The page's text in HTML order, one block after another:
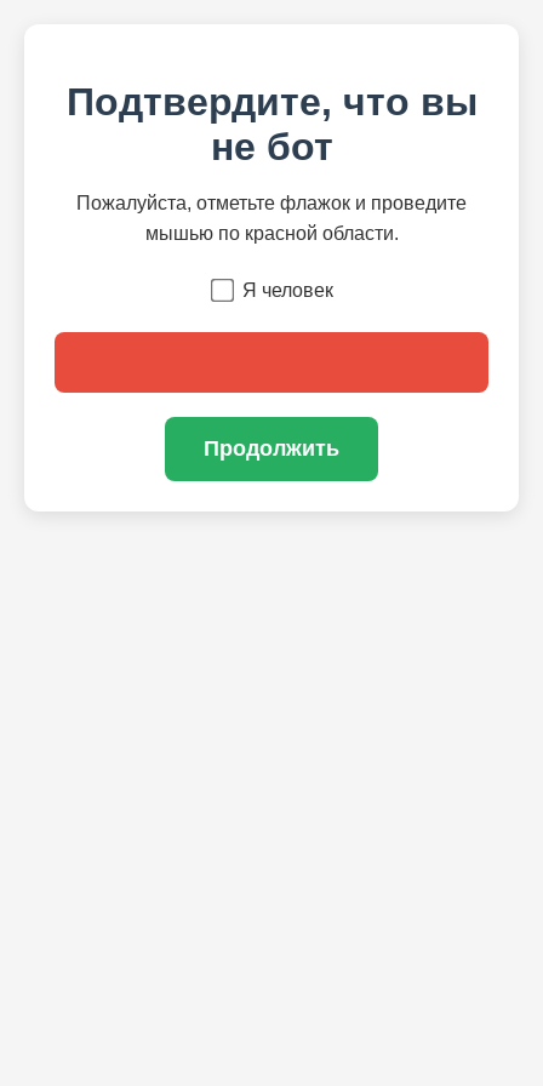
Подтвердите, что вы
не бот
Пожалуйста, отметьте флажок и проведите
мышью по красной области.
Я человек
Продолжить